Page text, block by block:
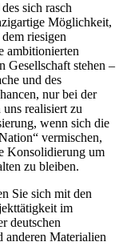
sich rasch
Möglichkeit,
riesigen
ambitionierten
Gesellschaft stehen –
und des
nur bei der
realisiert zu
wenn sich die
vermischen,
Konsolidierung um
zu bleiben.
Sie sich mit den
im
deutschen
anderen Materialien